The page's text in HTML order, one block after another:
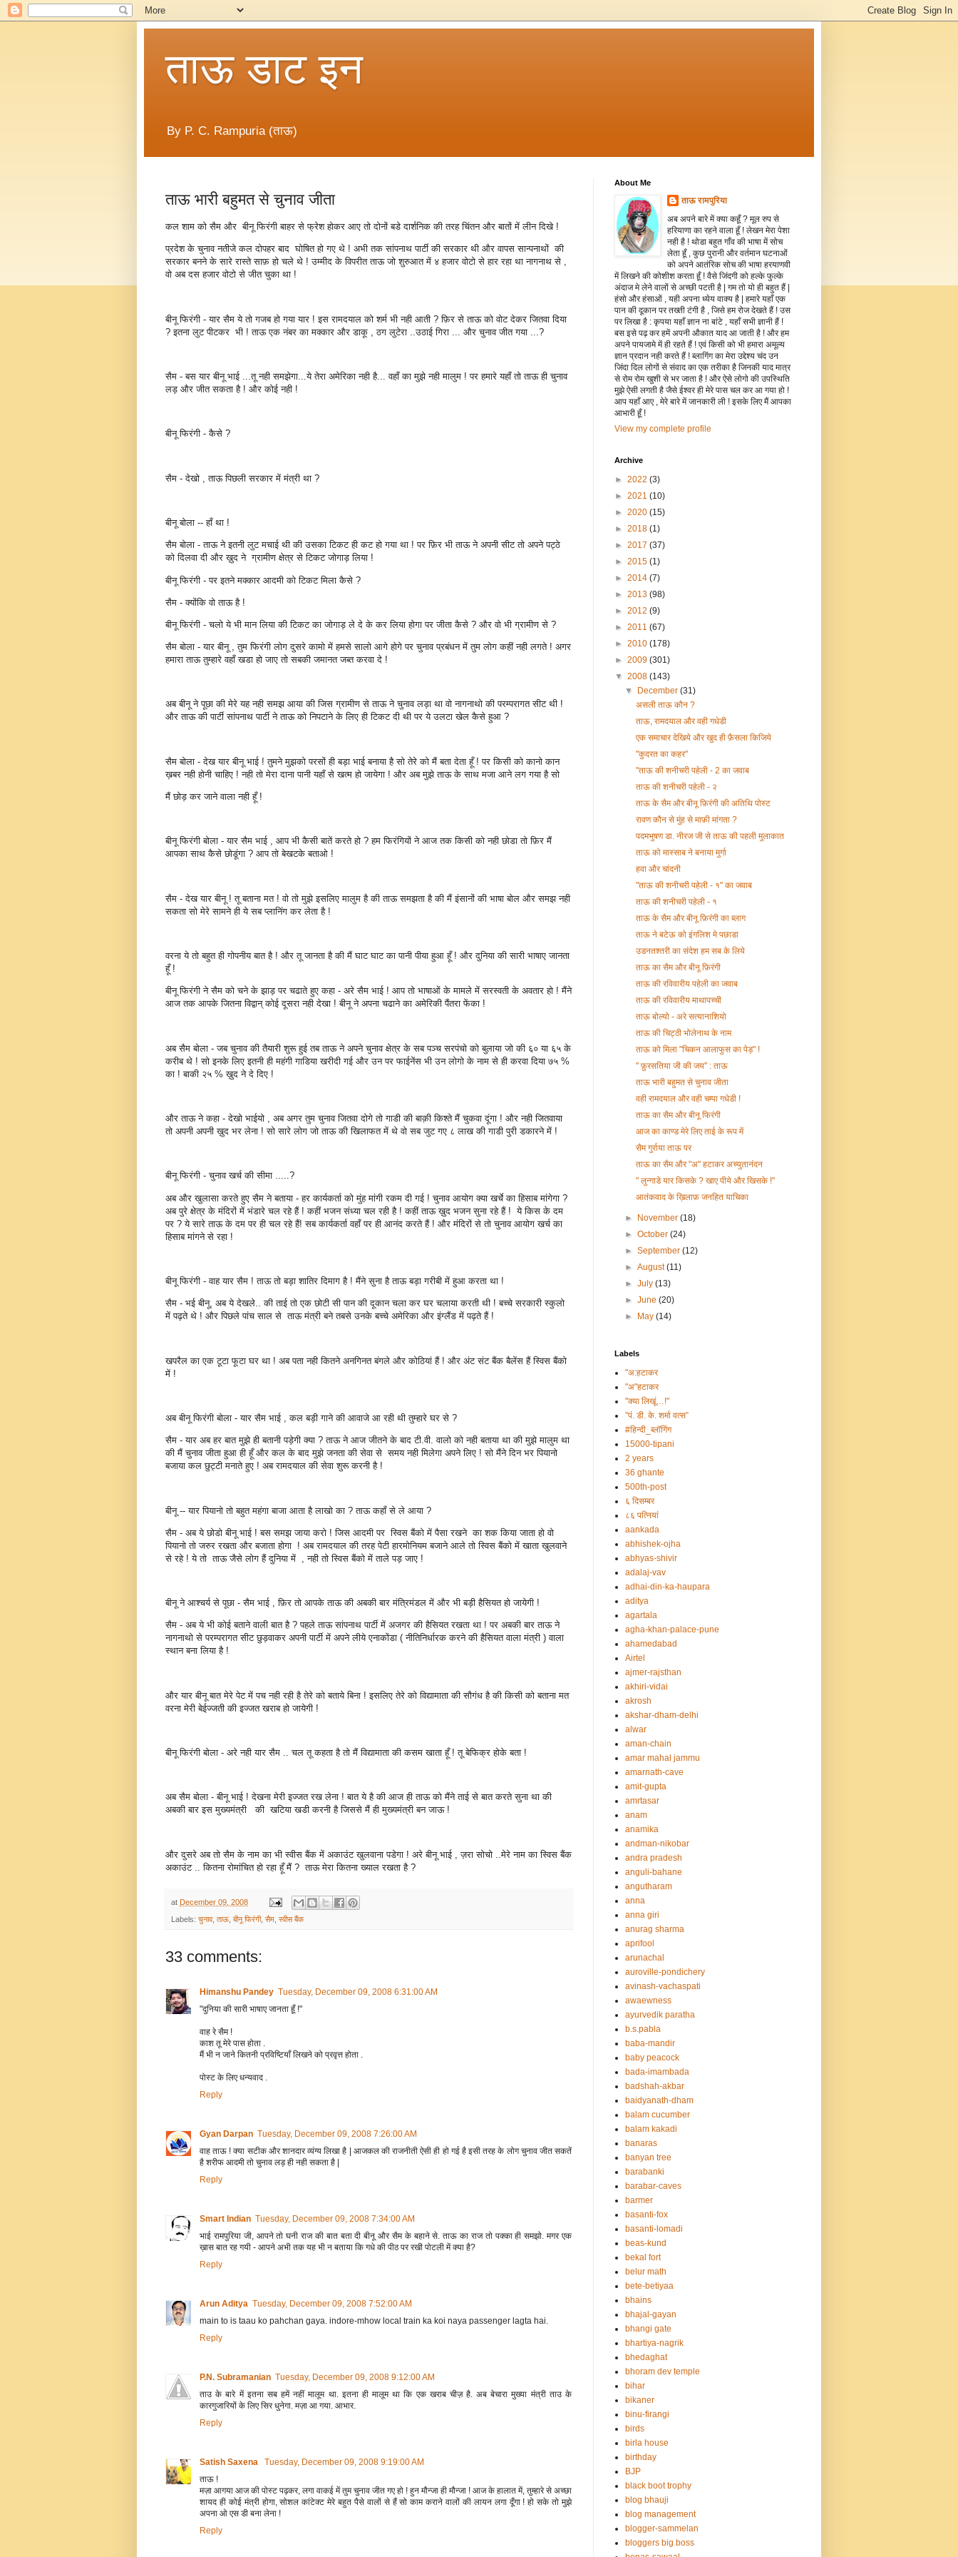
ताऊ डाट इन
By P. C. Rampuria (ताऊ)
ताऊ भारी बहुमत से चुनाव जीता
कल शाम को सैम और बीनू फिरंगी बाहर से फ्रेश होकर आए तो दोनों बडे दार्शनिक की तरह चिंतन और बातों में लीन दिखे !
प्रदेश के चुनाव नतीजे कल दोपहर बाद घोषित हो गए थे ! अभी तक सांपनाथ पार्टी की सरकार थी और वापस सान्पनाथों की
सरकार बनने के सारे रास्ते साफ़ हो चले थे ! उम्मीद के विपरीत ताऊ जो शुरुआत में ४ हजार वोटो से हार रहा था नागनाथ से ,
वो अब दस हजार वोटो से जीत चुका था !
बीनू फिरंगी - यार सैम ये तो गजब हो गया यार ! इस रामदयाल को शर्म भी नही आती ? फ़िर से ताऊ को वोट देकर जितवा दिया
? इतना लुट पीटकर भी ! ताऊ एक नंबर का मक्कार और डाकू , ठग लुटेरा ..उठाई गिरा ... और चुनाव जीत गया ...?
सैम - बस यार बीनू भाई ...तू नही समझेगा...ये तेरा अमेरिका नही है... वहाँ का मुझे नही मालुम ! पर हमारे यहाँ तो ताऊ ही चुनाव
लड़ और जीत सकता है ! और कोई नही !
बीनू फिरंगी - कैसे ?
सैम - देखो , ताऊ पिछली सरकार में मंत्री था ?
बीनू बोला -- हाँ था !
सैम बोला - ताऊ ने इतनी लुट मचाई थी की उसका टिकट ही कट हो गया था ! पर फ़िर भी ताऊ ने अपनी सीट तो अपने पट्ठे
को दिलवा दी और ख़ुद ने ग्रामीण क्षेत्र से टिकट जोगाड़ लिया !
बीनू फिरंगी - पर इतने मक्कार आदमी को टिकट मिला कैसे ?
सैम - क्योंकि वो ताऊ है !
बीनू फिरंगी - चलो ये भी मान लिया की टिकट का जोगाड़ ले दे के कर लिया होगा पर जीता कैसे ? और वो भी ग्रामीण से ?
सैम बोला - यार बीनू , तुम फिरंगी लोग दुसरे कामो में हमसे सालो आगे होगे पर चुनाव प्रबंधन में तुम लोग कहीं नही लगते ! अगर
हमारा ताऊ तुम्हारे वहाँ खडा हो जाए तो सबकी जमानत जब्त करवा दे !
अब बीनू ने पूछा की मेरे यह नही समझ आया की जिस ग्रामीण से ताऊ ने चुनाव लड़ा था वो नागनाथो की परम्परागत सीट थी !
और ताऊ की पार्टी सांपनाथ पार्टी ने ताऊ को निपटाने के लिए ही टिकट दी थी पर ये उलटा खेल कैसे हुआ ?
सैम बोला - देख यार बीनू भाई ! तुमने मुझको परसों ही बड़ा भाई बनाया है सो तेरे को मैं बता देता हूँ ! पर किसी को कानो कान
ख़बर नही होनी चाहिए ! नही तो मेरा दाना पानी यहाँ से खत्म हो जायेगा ! और अब मुझे ताऊ के साथ मजा आने लग गया है सो
मैं छोड़ कर जाने वाला नही हूँ !
बीनू फिरंगी बोला - यार सैम भाई , आप भी कैसी बातें करते हो ? हम फिरंगियों ने आज तक किसी को नही छोडा तो फ़िर मैं
आपका साथ कैसे छोडूंगा ? आप तो बेखटके बताओ !
सैम - देख यार बीनू ! तू बताना मत ! वो तो मुझे इसलिए मालुम है की ताऊ समझता है की मैं इंसानों की भाषा बोल और समझ नही
सकता सो मेरे सामने ही ये सब प्लानिंग कर लेता है !
वरना ये तो बहुत ही गोपनीय बात है ! और तू जानता है की मैं घाट घाट का पानी पीया हुआ हूँ ! और दुनिया की सारी भाषाए जानता
हूँ !
बीनू फिरंगी ने सैम को चने के झाड़ पर चढाते हुए कहा - अरे सैम भाई ! आप तो भाषाओं के मामले में सरस्वती के अवतार हो ! मैंने
आज तक आपके जितना विद्वान् कोई दूसरा नही देखा ! बीनू ने अपना चढाने का अमेरिकी पैंतरा फेंका !
अब सैम बोला - जब चुनाव की तैयारी शुरू हुई तब ताऊ ने अपने चुनाव क्षेत्र के सब पञ्च सरपंचो को बुलाया जो की ६० या ६५ के
करीब थे ! सो इनके लिए इतनी ही महंगी गाडिया खरीदी गई और उन पर फाईनेंस भी उन लोगो के नाम से ही करवा दिया ७५ %
का ! बाकी २५ % ख़ुद ने दे दिए !
और ताऊ ने कहा - देखो भाईयो , अब अगर तुम चुनाव जितवा दोगे तो गाडी की बाक़ी किश्ते मैं चुकवा दूंगा ! और नही जितवाया
तो अपनी अपनी ख़ुद भर लेना ! सो सारे लोग जो ताऊ की खिलाफत में थे वो सब जुट गए ८ लाख की गाडी पुरी डकारने में !
बीनू फिरंगी - चुनाव खर्च की सीमा .....?
अब और खुलासा करते हुए सैम ने बताया - हर कार्यकर्ता को मुंह मांगी रकम दी गई ! चुनाव आयोग क्या खर्चे का हिसाब मांगेगा ?
अब पुरे क्षेत्र के मंदिरों में भंडारे चल रहे हैं ! कहीं भजन संध्या चल रही है ! कहीं ताऊ ख़ुद भजन सुना रहे हैं ! ये किस के दम
पर ? ये सारे ताऊ के दम पर ही चल रहे हैं! सब कार्यकर्ता वहाँ पर ही आनंद करते हैं ! और मंदिरों से तो चुनाव आयोग खर्च का
हिसाब मांगने से रहा !
बीनू फिरंगी - वाह यार सैम ! ताऊ तो बड़ा शातिर दिमाग है ! मैंने सुना है ताऊ बड़ा गरीबी में हुआ करता था !
सैम - भई बीनू, अब ये देखले.. की ताई तो एक छोटी सी पान की दूकान चला कर घर चलाया करती थी ! बच्चे सरकारी स्कुलो
में पढ़ते थे ! और पिछले पांच साल से ताऊ मंत्री बने तबसे उनके बच्चे अमेरिका और इंग्लैंड में पढ़ते हैं !
खपरैल का एक टूटा फूटा घर था ! अब पता नही कितने अनगिनत बंगले और कोठियां हैं ! और अंट संट बैंक बैलेंस हैं स्विस बैंको
में !
अब बीनू फिरंगी बोला - यार सैम भाई , कल बड़ी गाने की आवाजे आ रही थी तुम्हारे घर से ?
सैम - यार अब हर बात मुझे ही बतानी पड़ेगी क्या ? ताऊ ने आज जीतने के बाद टी.वी. वालो को नही बताया था की मुझे मालुम था
की मैं चुनाव जीता हुआ ही हूँ और कल के बाद मुझे जनता की सेवा से समय नही मिलेगा अपने लिए ! सो मैंने दिन भर पियानो
बजाया कल छुट्टी मनाते हुए ! अब रामदयाल की सेवा शुरू करनी है !
बीनू -- यार पियानो तो बहुत महंगा बाजा आता है लाखो का ? ताऊ कहाँ से ले आया ?
सैम - अब ये छोडो बीनू भाई ! बस समझ जाया करो ! जिस आदमी पर स्विस बैंको में पैसा रखने का शक किया जाता हो वो
पियानो तो जरुर रखता और बजाता होगा ! अब रामदयाल की तरह पेटी हारमोनियम बजाने आले तो स्विस बैंको में खाता खुलवाने
से रहे ! ये तो ताऊ जैसे लोग हैं दुनिया में , नही तो स्विस बैंको में ताले पड़ जाए !
बीनू ने आश्चर्य से पूछा - सैम भाई , फ़िर तो आपके ताऊ की अबकी बार मंत्रिमंडल में और भी बड़ी हैसियत हो जायेगी !
सैम - अब ये भी कोई बताने वाली बात है ? पहले ताऊ सांपनाथ पार्टी में अजगर की हैसियत रखता था ! पर अबकी बार ताऊ ने
नागनाथो से परम्परागत सीट छुड़वाकर अपनी पार्टी में अपने लीये एनाकोंडा ( नीतिनिर्धारक करने की हैसियत वाला मंत्री ) वाला
स्थान बना लिया है !
और यार बीनू बात मेरे पेट में पच नही रही है तेरे को बताये बिना ! इसलिए तेरे को विद्यामाता की सौगंध है की किसी को बताना मत
वरना मेरी बेईज्जती की इज्जत खराब हो जायेगी !
बीनू फिरंगी बोला - अरे नही यार सैम .. चल तू कहता है तो मैं विद्यामाता की कसम खाता हूँ ! तू बेफिक्र होके बता !
अब सैम बोला - बीनू भाई ! देखना मेरी इज्जत रख लेना ! बात ये है की आज ही ताऊ को मैंने ताई से बात करते सुना था की
अबकी बार इस मुख्यमंत्री की खटिया खडी करनी है जिससे मैं ही मुख्यमंत्री बन जाऊ !
और दुसरे अब तो सैम के नाम का भी स्वीस बैंक में अकाउंट खुलवाना पडेगा ! अरे बीनू भाई , ज़रा सोचो ..मेरे नाम का स्विस बैंक
अकाउंट .. कितना रोमांचित हो रहा हूँ मैं ? ताऊ मेरा कितना ख्याल रखता है ?
at December 09, 2008
Labels: चुनाव, ताऊ बीनू फिरंगी, सैम स्वीस बैंक
33 comments:
Himanshu Pandey Tuesday, December 09, 2008 6:31:00 AM
"दुनिया की सारी भाषाए जानता हूँ !"
वाह रे सैम !
काश तू मेरे पास होता .
मैं भी न जाने कितनी प्रविष्टियाँ लिखने को प्रवृत्त होता .
पोस्ट के लिए धन्यवाद .
Reply
Gyan Darpan Tuesday, December 09, 2008 7:26:00 AM
वाह ताऊ ! क्या सटीक और शानदार व्यंग्य लिखा है | आजकल की राजनीती ऐसी ही हो गई है इसी तरह के लोग चुनाव जीत सकतें
है शरीफ आदमी तो चुनाव लड़ ही नही सकता है |
Reply
Smart Indian Tuesday, December 09, 2008 7:34:00 AM
भाई रामपुरिया जी, आपने तो घनी राज की बात बता दी बीनू और सैम के बहाने से. ताऊ का राज तो पक्का ही समझो. मगर एक
ख़ास बात रह गयी - आपने अभी तक यह भी न बताया कि गधे की पीठ पर रखी पोटली में क्या है?
Reply
Arun Aditya Tuesday, December 09, 2008 7:52:00 AM
main to is taau ko pahchan gaya. indore-mhow local train ka koi naya passenger lagta hai.
Reply
P.N. Subramanian Tuesday, December 09, 2008 9:12:00 AM
ताउ के बारे में इतना सब हमें नहीं मालूम था. इतना ही मालूम था कि एक खराब चीज़ है. अब बेचारा मुख्या मंत्री ताउ के
कारगुजारियों के लिए सिर धुनेगा. मज़ा आ गया. आभार.
Reply
Satish Saxena
Tuesday, December 09, 2008 9:19:00 AM
ताऊ !
मज़ा आगया आज की पोस्ट पढ़कर, लगा वाकई में तुम चुनाव जीत गए हो ! हुन मौन्जा ही मौन्जा ! आज के हालात में, तुम्हारे से अच्छा
शायद ही कोई मंत्री होगा, सोशल कांटेक्ट मेरे बहुत पैसे वालों से हैं सो काम कराने वालों की लायन लगा दूँगा ! हो सके तो मुझे
अपना ओ एस डी बना लेना !
Reply
About Me
ताऊ रामपुरिया
अब अपने बारे में क्या कहूँ ? मूल रुप से
हरियाणा का रहने वाला हूँ ! लेखन मेरा पेशा
नही है ! थोडा बहुत गाँव की भाषा में सोच
लेता हूँ , कुछ पुरानी और वर्तमान घटनाओं
को अपने आतंरिक सोच की भाषा हरयाणवी
में लिखने की कोशीश करता हूँ ! वैसे जिंदगी को हल्के फुल्के
अंदाज मे लेने वालों से अच्छी पटती है | गम तो यो ही बहुत हैं |
हंसो और हंसाओं , यही अपना ध्येय वाक्य है | हमारे यहाँ एक
पान की दूकान पर तख्ती टंगी है , जिसे हम रोज देखते हैं ! उस
पर लिखा है : कृपया यहाँ ज्ञान ना बांटे , यहाँ सभी ज्ञानी हैं !
बस इसे पढ़ कर हमें अपनी औकात याद आ जाती है ! और हम
अपने पायजामे में ही रहते हैं ! एवं किसी को भी हमारा अमूल्य
ज्ञान प्रदान नही करते हैं ! ब्लागिंग का मेरा उद्देश्य चंद उन
जिंदा दिल लोगों से संवाद का एक तरीका है जिनकी याद मात्र
से रोम रोम खुशी से भर जाता है ! और ऐसे लोगो की उपस्थिति
मुझे ऐसी लगती है जैसे ईश्वर ही मेरे पास चल कर आ गया हो !
आप यहाँ आए , मेरे बारे में जानकारी ली ! इसके लिए मैं आपका
आभारी हूँ !
View my complete profile
Archive
► 2022 (3)
► 2021 (10)
► 2020 (15)
► 2018 (1)
► 2017 (37)
► 2015 (1)
► 2014 (7)
► 2013 (98)
► 2012 (9)
► 2011 (67)
► 2010 (178)
► 2009 (301)
▼ 2008 (143)
▼
December(31)
असली ताऊ कौन ?
ताऊ, रामदयाल और वही गधेडी
एक समाचार देखिये और खुद ही फ़ैसला किजिये
"कुदरत का कहर"
"ताऊ की शनीचरी पहेली - 2 का जवाब
ताऊ की शनीचरी पहेली - २
ताऊ के सैम और बीनू फ़िरंगी की अतिथि पोस्ट
रावण कौन से मुंह से माफ़ी मांगता ?
पदमभुषण डा. नीरज जी से ताऊ की पहली मुलाकात
ताऊ को मास्साब ने बनाया मुर्गा
हवा और चांदनी
"ताऊ की शनीचरी पहेली - १" का जवाब
ताऊ की शनीचरी पहेली - १
ताऊ के सैम और बीनू फ़िरंगी का ब्लाग
ताऊ ने बटेऊ को इंगलिश मे पछाडा
उडनतश्तरी का संदेश हम सब के लिये
ताऊ का सैम और बीनू फ़िरंगी
ताऊ की रविवारीय पहेली का जवाब
ताऊ की रविवारीय माथापच्ची
ताऊ बोल्यो - अरे सत्यानाशियो
ताऊ की चिट्ठी भोलेनाथ के नाम
ताऊ को मिला "चिकन आलाफुस का पेड़" !
" फ़ुरसतिया जी की जय" : ताऊ
ताऊ भारी बहुमत से चुनाव जीता
वही रामदयाल और वही चम्पा गधेडी !
ताऊ का सैम और बीनू फिरंगी
आज का काण्ड मेरे लिए ताई के रूप में
सैम गुर्राया ताऊ पर
ताऊ का सैम और "अ" हटाकर अच्युतानंदन
" लुन्गाडे यार किसके ? खाए पीये और खिसके !"
आतंकवाद के ख़िलाफ़ जनहित याचिका
► November(18)
►October(24)
►September(12)
►August(11)
►July(13)
►June(20)
►
May(14)
Labels
"अ:हटाकर
"अ"हटाकर
"क्या लिखूं…!"
”पं. डी. के. शर्मा वत्स”
#हिन्दी_ब्लॉगिंग
15000-tipani
2 years
36 ghante
500th-post
६ दिसम्बर
८६ पत्नियां
aankada
abhishek-ojha
abhyas-shivir
adalaj-vav
adhai-din-ka-haupara
aditya
agartala
agha-khan-palace-pune
ahamedabad
Airtel
ajmer-rajsthan
akhiri-vidai
akrosh
akshar-dham-delhi
alwar
aman-chain
amar mahal jammu
amarnath-cave
amit-gupta
amrtasar
anam
anamika
andman-nikobar
andra pradesh
anguli-bahane
angutharam
anna
anna giri
anurag sharma
aprifool
arunachal
auroville-pondichery
avinash-vachaspati
awaewness
ayurvedik paratha
b.s.pabla
baba-mandir
baby peacock
bada-imambada
badshah-akbar
baidyanath-dham
balam cucumber
balam kakadi
banaras
banyan tree
barabanki
barabar-caves
barmer
basanti-fox
basanti-lomadi
beas-kund
bekal fort
belur math
bete-betiyaa
bhains
bhajal-gayan
bhangi gate
bhartiya-nagrik
bhedaghat
bhoram dev temple
bihar
bikaner
binu-firangi
birds
birla house
birthday
BJP
black boot trophy
blog bhauji
blog management
blogger-sammelan
bloggers big boss